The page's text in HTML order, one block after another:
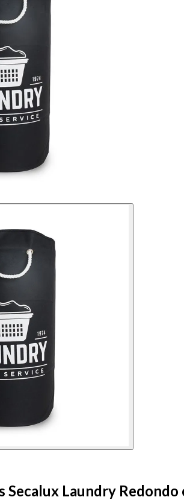
Secalux Laundry